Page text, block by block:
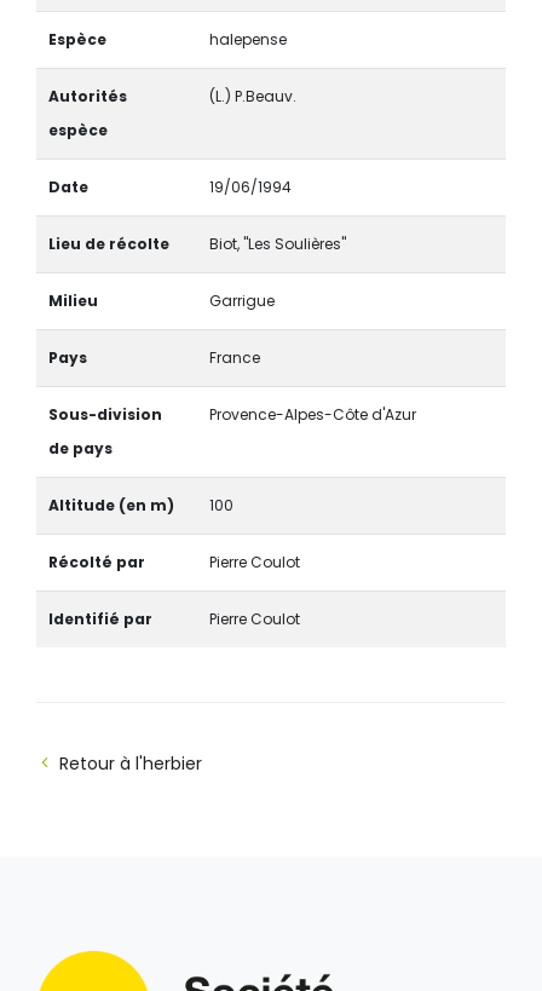
Espèce halepense
Autorités
espèce
(L.) P.Beauv.
Date 19/06/1994
Lieu de récolte Biot, "Les Soulières"
Milieu Garrigue
Pays France
Sous-division
de pays
Provence-Alpes-Côte d'Azur
Altitude (en m) 100
Récolté par Pierre Coulot
Identifié par Pierre Coulot
Retour à l'herbier